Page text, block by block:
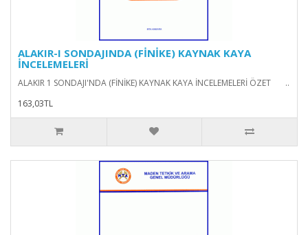
ALAKIR-I SONDAJINDA (FİNİKE) KAYNAK KAYA
İNCELEMELERİ
ALAKIR 1 SONDAJI'NDA (FİNİKE) KAYNAK KAYA İNCELEMELERİ ÖZET ..
163,03TL